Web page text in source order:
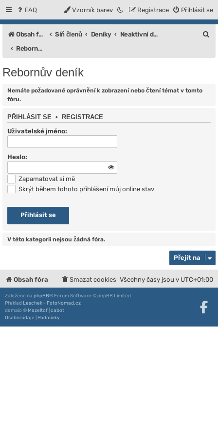
FAQ Přihlásit se
Registrace
Vzorník barev
Obsah fóra Síň členů Deníky
Neaktivní deníky
Rebornův deník
Rebornův deník
Nemáte požadované oprávnění k zobrazení nebo čtení témat v tomto
fóru.
PŘIHLÁSIT SE • REGISTRACE
Uživatelské jméno:
Heslo:
Zapamatovat si mě
Skrýt během tohoto přihlášení můj online stav
V této kategorii nejsou žádná fóra.
Přejít na
Obsah fóra Všechny časy jsou v UTC+01:00
Smazat cookies
Založeno na phpBB® Forum Software © phpBB Limited
Překlad Leschek - FotoNomad.cz
damaïo © Mazeltof cabot
Osobní údaje
Podmínky